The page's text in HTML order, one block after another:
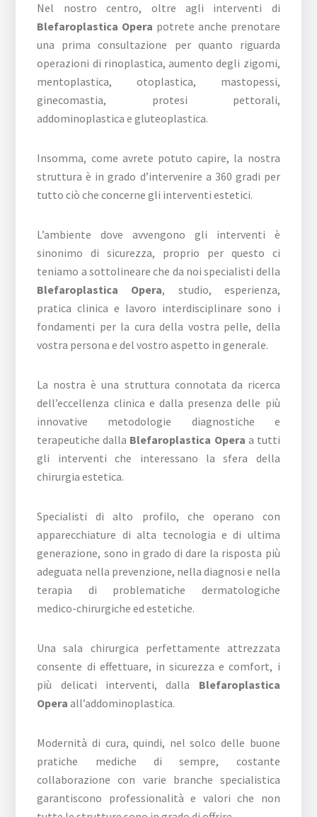
Nel nostro centro, oltre agli interventi di
Blefaroplastica Opera potrete anche prenotare
una prima consultazione per quanto riguarda
operazioni di rinoplastica, aumento degli zigomi,
mentoplastica, otoplastica, mastopessi,
ginecomastia, protesi pettorali,
addominoplastica e gluteoplastica.
Insomma, come avrete potuto capire, la nostra
struttura è in grado d’intervenire a 360 gradi per
tutto ciò che concerne gli interventi estetici.
L’ambiente dove avvengono gli interventi è
sinonimo di sicurezza, proprio per questo ci
teniamo a sottolineare che da noi specialisti della
Blefaroplastica Opera, studio, esperienza,
pratica clinica e lavoro interdisciplinare sono i
fondamenti per la cura della vostra pelle, della
vostra persona e del vostro aspetto in generale.
La nostra è una struttura connotata da ricerca
dell’eccellenza clinica e dalla presenza delle più
innovative metodologie diagnostiche e
terapeutiche dalla Blefaroplastica Opera a tutti
gli interventi che interessano la sfera della
chirurgia estetica.
Specialisti di alto profilo, che operano con
apparecchiature di alta tecnologia e di ultima
generazione, sono in grado di dare la risposta più
adeguata nella prevenzione, nella diagnosi e nella
terapia di problematiche dermatologiche
medico-chirurgiche ed estetiche.
Una sala chirurgica perfettamente attrezzata
consente di effettuare, in sicurezza e comfort, i
più delicati interventi, dalla Blefaroplastica
Opera all’addominoplastica.
Modernità di cura, quindi, nel solco delle buone
pratiche mediche di sempre, costante
collaborazione con varie branche specialistica
garantiscono professionalità e valori che non